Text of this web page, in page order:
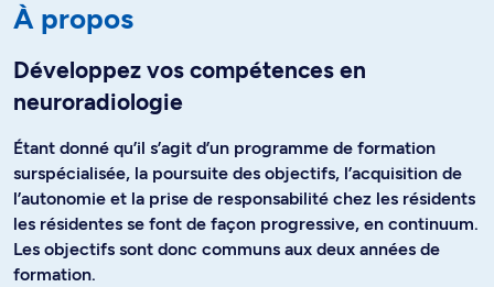
À propos
Développez vos compétences en
neuroradiologie
Étant donné qu’il s’agit d’un programme de formation
surspécialisée, la poursuite des objectifs, l’acquisition de
l’autonomie et la prise de responsabilité chez les résidents
les résidentes se font de façon progressive, en continuum.
Les objectifs sont donc communs aux deux années de
formation.